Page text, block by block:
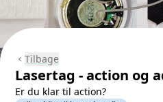
chevron_left Tilbage
Lasertag - action og
Er du klar til action?